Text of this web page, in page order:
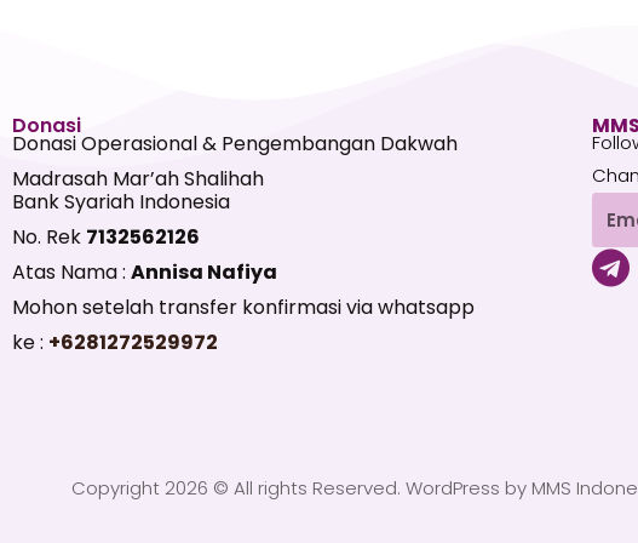
Donasi
Donasi Operasional & Pengembangan Dakwah
Madrasah Mar’ah Shalihah
Bank Syariah Indonesia
No. Rek 7132562126
Atas Nama :Annisa Nafiya
Mohon setelah transfer konfirmasi via whatsapp
ke : +6281272529972
Email
T
e
a
Copyright 2026 © All rights Reserved. WordPress by MMS